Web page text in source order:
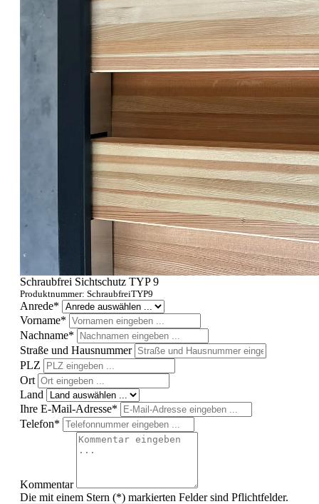
Schraubfrei Sichtschutz TYP 9
Produktnummer: SchraubfreiTYP9
Anrede*
Vorname*
Nachname*
Straße und Hausnummer
PLZ
Ort
Land
Ihre E-Mail-Adresse*
Telefon*
Kommentar
Die mit einem Stern (*) markierten Felder sind Pflichtfelder.